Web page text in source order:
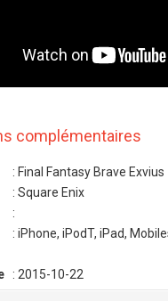
complémentaires
: Final Fantasy Brave Exvius
: Square Enix
:
: iPhone, iPodT, iPad,
: 2015-10-22